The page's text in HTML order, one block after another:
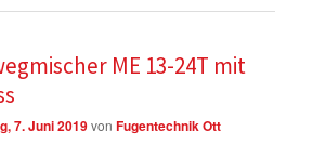
ME 13-24T mit
7. Juni 2019vonFugentechnik Ott